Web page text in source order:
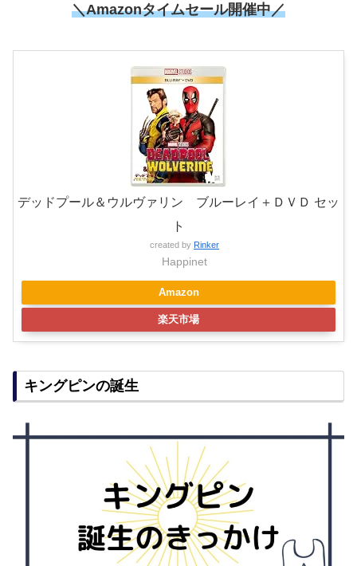
＼Amazonタイムセール開催中／
デッドプール＆ウルヴァリン ブルーレイ＋ＤＶＤ セッ
ト
created by Rinker
Happinet
Amazon
楽天市場
キングピンの誕生